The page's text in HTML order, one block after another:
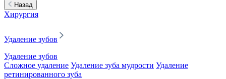
Назад
Хирургия
Удаление зубов
Удаление зубов
Сложное удаление Удаление зуба мудрости Удаление
ретинированного зуба